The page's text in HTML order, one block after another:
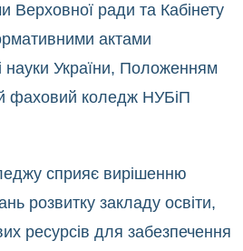
Верховної ради та Кабінету
актами
і науки України, Положенням
фаховий коледж НУБіП
сприяє вирішенню
розвитку закладу освіти,
ресурсів для забезпечення